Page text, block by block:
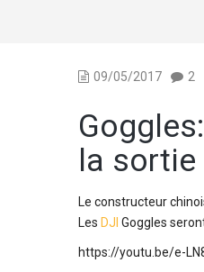
09/05/2017 2
la sortie
Le constructeur
Les DJI Goggles
https://youtu.be/e-